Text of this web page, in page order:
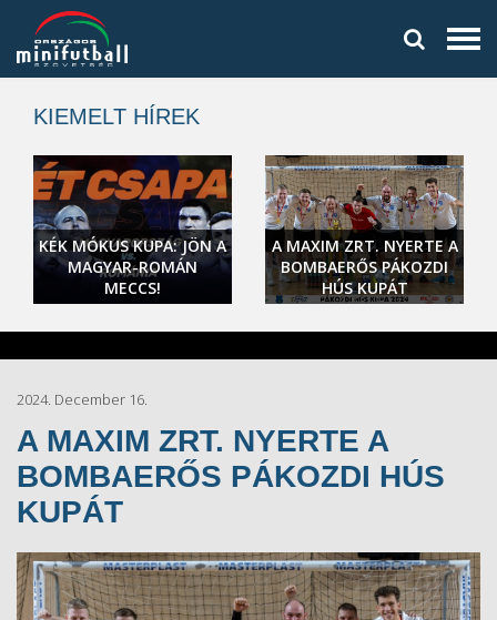
KIEMELT HÍREK
KÉK MÓKUS KUPA: JÖN A
MAGYAR-ROMÁN
MECCS!
A MAXIM ZRT. NYERTE A
BOMBAERŐS PÁKOZDI
HÚS KUPÁT
2024. December 16.
A MAXIM ZRT. NYERTE A
BOMBAERŐS PÁKOZDI HÚS
KUPÁT